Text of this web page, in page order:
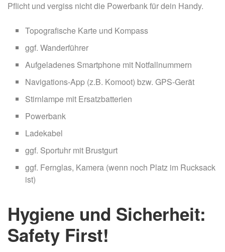
Pflicht und vergiss nicht die Powerbank für dein Handy.
Topografische Karte und Kompass
ggf. Wanderführer
Aufgeladenes Smartphone mit Notfallnummern
Navigations-App (z.B. Komoot) bzw. GPS-Gerät
Stirnlampe mit Ersatzbatterien
Powerbank
Ladekabel
ggf. Sportuhr mit Brustgurt
ggf. Fernglas, Kamera (wenn noch Platz im Rucksack
ist)
Hygiene und Sicherheit:
Safety First!